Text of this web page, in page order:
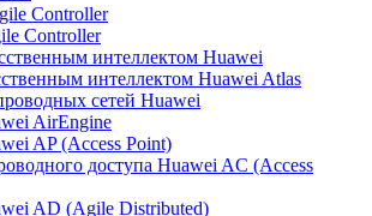
Controller
Controller
интеллектом Huawei
интеллектом Huawei Atlas
сетей Huawei
AirEngine
AP (Access Point)
доступа Huawei AC (Access
AD (Agile Distributed)